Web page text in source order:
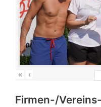
« ‹
Firmen-/